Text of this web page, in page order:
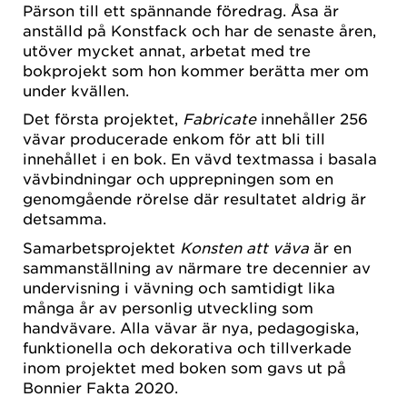
Pärson till ett spännande föredrag. Åsa är
anställd på Konstfack och har de senaste åren,
utöver mycket annat, arbetat med tre
bokprojekt som hon kommer berätta mer om
under kvällen.
Det första projektet, Fabricate innehåller 256
vävar producerade enkom för att bli till
innehållet i en bok. En vävd textmassa i basala
vävbindningar och upprepningen som en
genomgående rörelse där resultatet aldrig är
detsamma.
Samarbetsprojektet Konsten att väva är en
sammanställning av närmare tre decennier av
undervisning i vävning och samtidigt lika
många år av personlig utveckling som
handvävare. Alla vävar är nya, pedagogiska,
funktionella och dekorativa och tillverkade
inom projektet med boken som gavs ut på
Bonnier Fakta 2020.